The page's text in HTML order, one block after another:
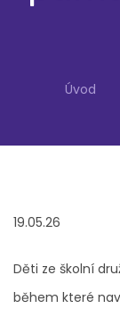
Úvod
19.05.26
Děti ze školní
během které